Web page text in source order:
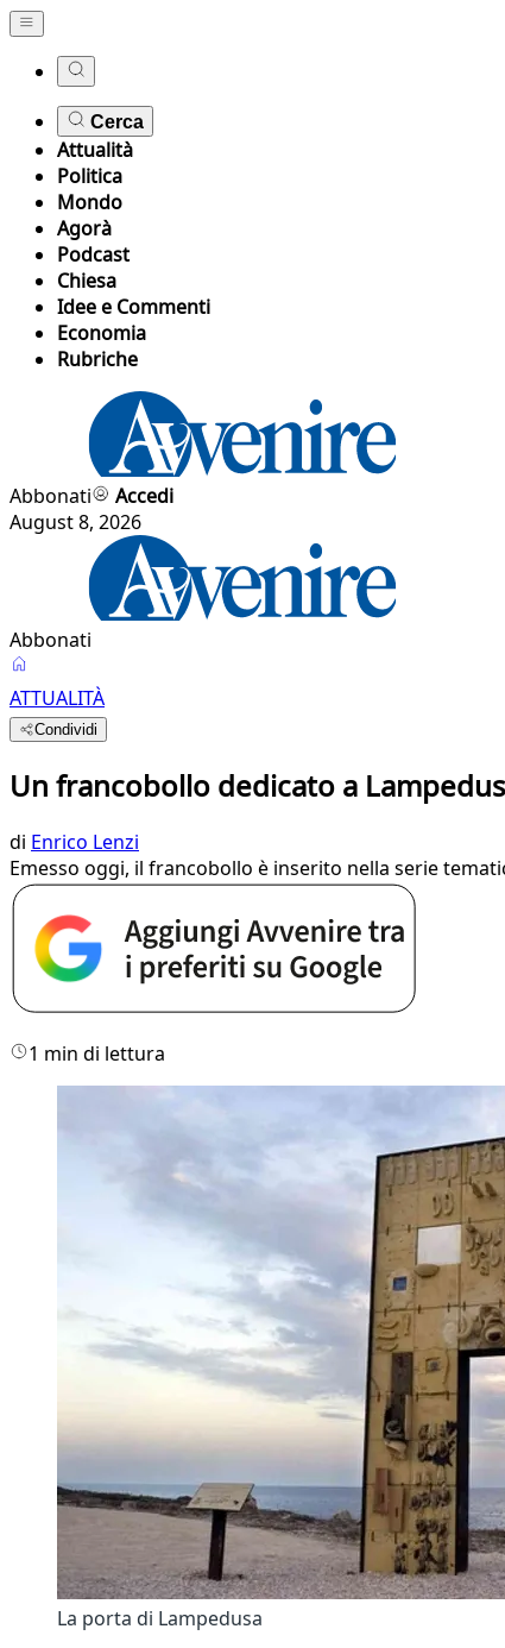
Cerca
Attualità
Politica
Mondo
Agorà
Podcast
Chiesa
Idee e Commenti
Economia
Rubriche
Abbonati
Accedi
August 8, 2026
Abbonati
ATTUALITÀ
Condividi
Un francobollo dedicato a
di Enrico Lenzi
Emesso oggi, il francobollo è inserito nella serie
1 min di lettura
La porta di Lampedusa